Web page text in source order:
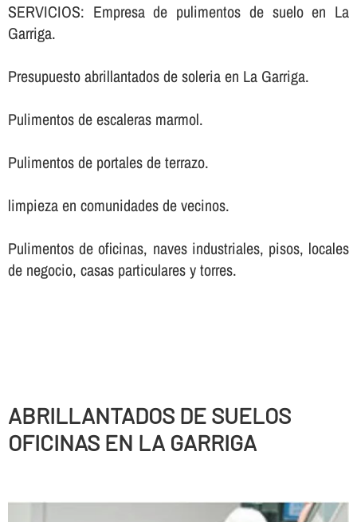
SERVICIOS: Empresa de pulimentos de suelo en La
Garriga.
Presupuesto abrillantados de soleria en La Garriga.
Pulimentos de escaleras marmol.
Pulimentos de portales de terrazo.
limpieza en comunidades de vecinos.
Pulimentos de oficinas, naves industriales, pisos, locales
de negocio, casas particulares y torres.
ABRILLANTADOS DE SUELOS
OFICINAS EN LA GARRIGA